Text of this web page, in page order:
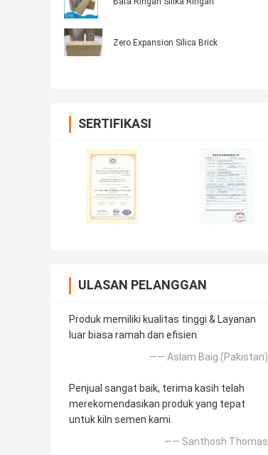
Zero Expansion Silica Brick
SERTIFIKASI
ULASAN PELANGGAN
Produk memiliki kualitas tinggi & Layanan
luar biasa ramah dan efisien
—— Aslam Baig (Pakistan)
Penjual sangat baik, terima kasih telah
merekomendasikan produk yang tepat
untuk kiln semen kami.
—— Santhosh Thomas